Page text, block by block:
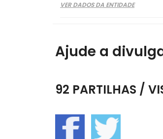
VER DADOS DA ENTIDADE
Ajude a
92 PARTILHAS /